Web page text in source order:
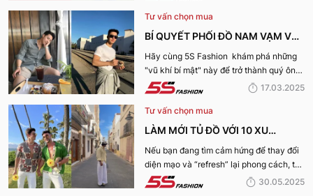
Tư vấn chọn mua
BÍ QUYẾT PHỐI ĐỒ NAM VẠM VỠ
ĐẸP, THU HÚT PHÁI NỮ
Hãy cùng 5S Fashion khám phá những
"vũ khí bí mật" này để trở thành quý ông
thu hút nhờ “tận dụng” triệt để những ưu
nhé:
17.03.2025
Tư vấn chọn mua
LÀM MỚI TỦ ĐỒ VỚI 10 XU
HƯỚNG THỜI TRANG HOT NHẤT
MÙA HÈ 2025
Nếu bạn đang tìm cảm hứng để thay đổi
diện mạo và “refresh” lại phong cách, thì
10 xu hướng thời trang Hè 2025 này30.05.2025